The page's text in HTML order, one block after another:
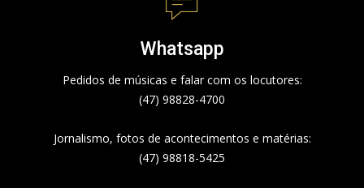
Whatsapp
Pedidos de músicas e falar com os locutores:
(47) 98828-4700
Jornalismo, fotos de acontecimentos e matérias:
(47) 98818-5425